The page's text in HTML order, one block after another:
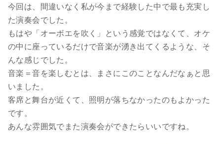
今回は、間違いなく私が今まで経験した中で最も充実し
た演奏会でした。
もはや「オーボエを吹く」という感覚ではなくて、オケ
の中に座っているだけで音楽が湧き出てくるような、そ
んな感じでした。
音楽＝音を楽しむとは、まさにこのことなんだなぁと思
いました。
客席と舞台が近くて、照明が落ちなかったのもよかった
です。
あんな雰囲気でまた演奏会ができたらいいですね。